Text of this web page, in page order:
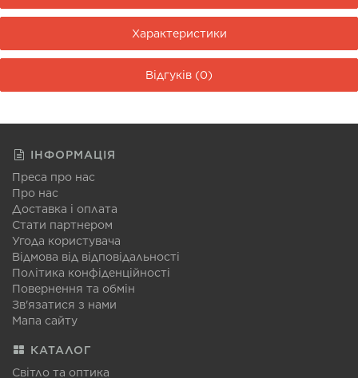
Характеристики
Відгуків (0)
ІНФОРМАЦІЯ
Преса про нас
Про нас
Доставка і оплата
Стати партнером
Угода користувача
Відмова від відповідальності
Політика конфіденційності
Повернення та обмін
Зв'язатися з нами
Мапа сайту
КАТАЛОГ
Світло та оптика